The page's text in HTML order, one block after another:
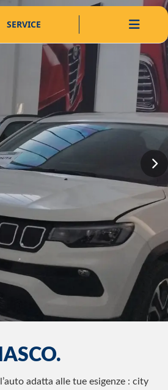
SERVICE
adatta alle tue esigenze : city